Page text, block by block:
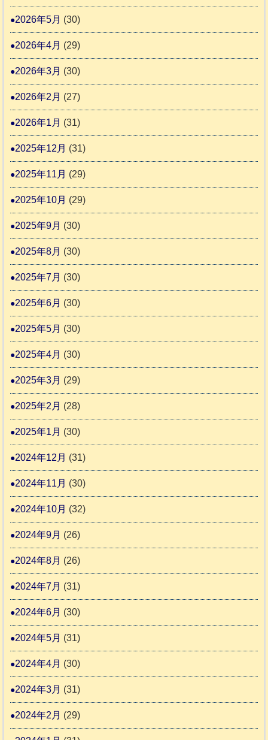
す
本
物
推
2026年5月 (30)
2026年4月 (29)
2026年3月 (30)
2026年2月 (27)
2026年1月 (31)
2025年12月 (31)
2025年11月 (29)
2025年10月 (29)
2025年9月 (30)
2025年8月 (30)
2025年7月 (30)
2025年6月 (30)
2025年5月 (30)
2025年4月 (30)
2025年3月 (29)
2025年2月 (28)
2025年1月 (30)
2024年12月 (31)
2024年11月 (30)
2024年10月 (32)
2024年9月 (26)
2024年8月 (26)
2024年7月 (31)
2024年6月 (30)
2024年5月 (31)
2024年4月 (30)
2024年3月 (31)
2024年2月 (29)